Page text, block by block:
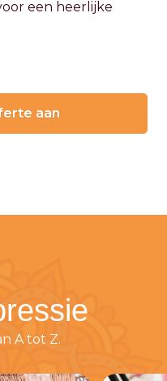
een heerlijke
aan
A tot Z.